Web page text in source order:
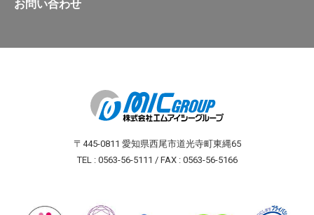
お問い合わせ
〒445-0811 愛知県西尾市道光寺町東縄65
TEL : 0563-56-5111 / FAX : 0563-56-5166